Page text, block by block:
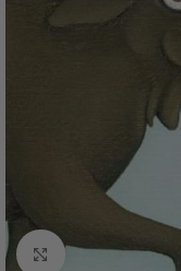
Click to enlarge